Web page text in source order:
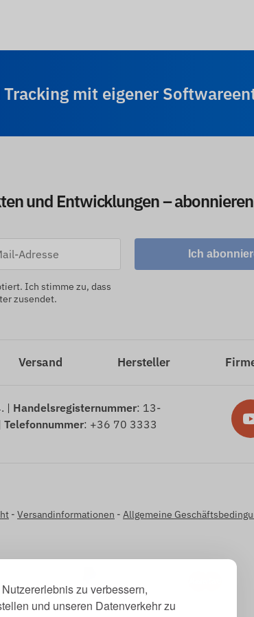
zu verbessern,
und unseren Datenverkehr zu
mit eigener
und Entwicklungen –
Ich
Ich stimme zu, dass
zusendet.
Versand Hersteller
| Handelsregisternummer: 13-
Telefonnummer: +36 70 3333
- Versandinformationen - Allgemeine